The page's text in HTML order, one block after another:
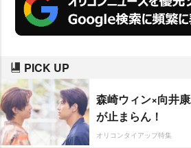
影響を受けてウォーターサー
を購入するユーザーが多いこ
PICK UP
森崎ウィン×向井
が止まらん！
オリコンタイアップ特集